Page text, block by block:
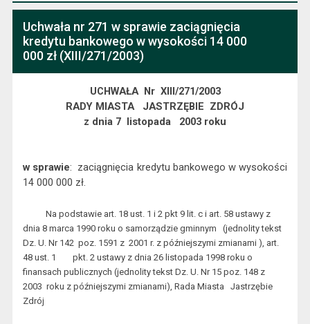
Uchwała nr 271 w sprawie zaciągnięcia
kredytu bankowego w wysokości 14 000
000 zł (XIII/271/2003)
UCHWAŁA Nr XIII/271/2003
RADY MIASTA
JASTRZĘBIE ZDRÓJ
z dnia 7 listopada 2003 roku
w sprawie: zaciągnięcia kredytu bankowego w wysokości
14 000 000 zł.
Na podstawie art. 18 ust. 1 i 2 pkt 9 lit. c i art. 58 ustawy z
dnia 8 marca 1990 roku o samorządzie gminnym
(jednolity tekst
Dz. U. Nr 142 poz. 1591 z 2001 r. z późniejszymi zmianami ), art.
48 ust. 1
pkt. 2 ustawy z dnia 26 listopada 1998 roku o
finansach publicznych (jednolity tekst Dz. U. Nr 15 poz. 148 z
2003 roku z późniejszymi zmianami), Rada Miasta
Jastrzębie
Zdrój